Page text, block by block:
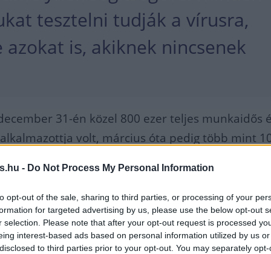
- Do Not Process My Personal Information
opt-out of the sale, sharing to third parties, or processing of your
for targeted advertising by us, please use the below opt-out
selection. Please note that after your opt-out request is processed
interest-based ads based on personal information utilized by us
to third parties prior to your opt-out. You may separately
tesztelni tudják a vírusra,
azokat is, akiknek nincsenek
31-én közel 800 ezer teljes munkaidős
volt, március óta pedig több mint
75 ezer munkalehetőséget terveznek
léptékű, minden iparágban végzett